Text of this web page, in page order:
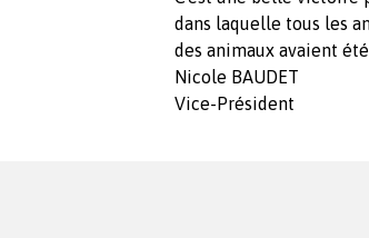
dans laquelle tous les
des animaux avaient
Nicole BAUDET
Vice-Président